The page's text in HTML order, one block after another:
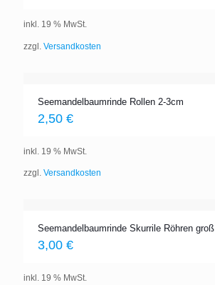
inkl. 19 % MwSt.
zzgl. Versandkosten
Seemandelbaumrinde Rollen 2-3cm
2,50 €
inkl. 19 % MwSt.
zzgl. Versandkosten
Seemandelbaumrinde Skurrile Röhren groß
3,00 €
inkl. 19 % MwSt.